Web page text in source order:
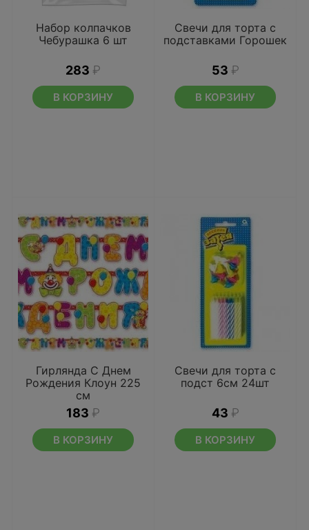
Набор колпачков
Чебурашка 6 шт
283 ₽
В КОРЗИНУ
Свечи для торта с
подставками Горошек
53 ₽
В КОРЗИНУ
Гирлянда С Днем
Рождения Клоун 225
см
183 ₽
В КОРЗИНУ
Свечи для торта с
подст 6см 24шт
43 ₽
В КОРЗИНУ